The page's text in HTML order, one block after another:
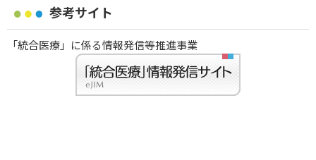
参考サイト
「統合医療」に係る情報発信等推進事業